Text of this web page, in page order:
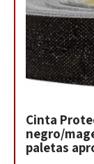
Cinta
negro/
paletas